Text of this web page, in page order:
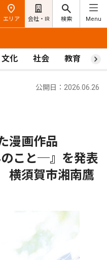
エリア 会社・IR 検索 Menu
文化 社会 教育 ス
公開日：2026.06.26
漫画作品
のこと─』を発表
須賀市湘南鷹